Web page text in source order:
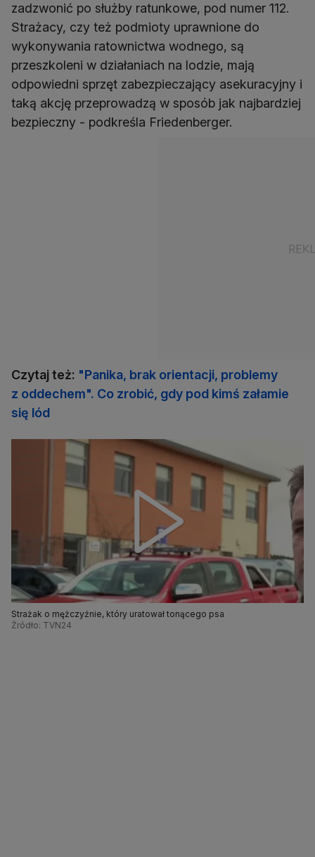
zadzwonić po służby ratunkowe, pod numer 112.
Strażacy, czy też podmioty uprawnione do
wykonywania ratownictwa wodnego, są
przeszkoleni w działaniach na lodzie, mają
odpowiedni sprzęt zabezpieczający asekuracyjny i
taką akcję przeprowadzą w sposób jak najbardziej
bezpieczny - podkreśla Friedenberger.
Czytaj też: "Panika, brak orientacji, problemy
z oddechem". Co zrobić, gdy pod kimś załamie
się lód
Strażak o mężczyźnie, który uratował tonącego psa
Źródło: TVN24